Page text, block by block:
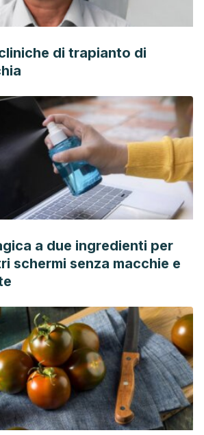
di trapianto di
a due ingredienti per
schermi senza macchie e